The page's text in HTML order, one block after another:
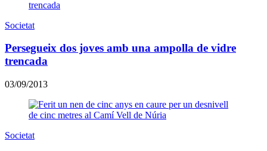
Societat
Persegueix dos joves amb una ampolla de vidre
trencada
03/09/2013
Societat